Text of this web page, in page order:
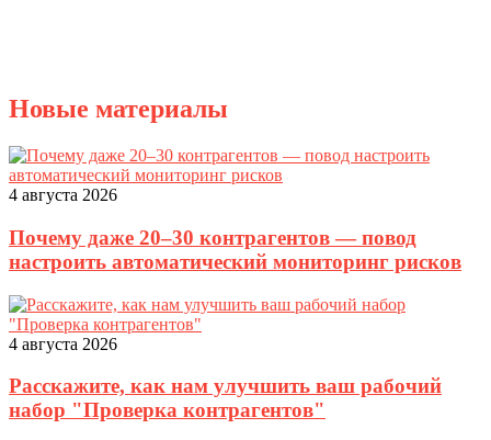
Новые материалы
4 августа 2026
Почему даже 20–30 контрагентов — повод
настроить автоматический мониторинг рисков
4 августа 2026
Расскажите, как нам улучшить ваш рабочий
набор "Проверка контрагентов"